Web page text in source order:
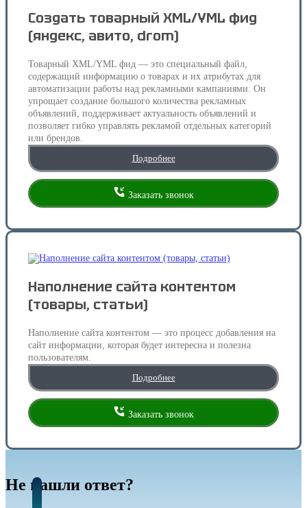
Создать товарный XML/YML фид
(яндекс, авито, drom)
Товарный XML/YML фид — это специальный файл,
содержащий информацию о товарах и их атрибутах для
автоматизации работы над рекламными кампаниями. Он
упрощает создание большого количества рекламных
объявлений, поддерживает актуальность объявлений и
позволяет гибко управлять рекламой отдельных категорий
или брендов.
Подробнее
Заказать звонок
Наполнение сайта контентом
(товары, статьи)
Наполнение сайта контентом — это процесс добавления на
сайт информации, которая будет интересна и полезна
пользователям.
Подробнее
Заказать звонок
Не нашли ответ?